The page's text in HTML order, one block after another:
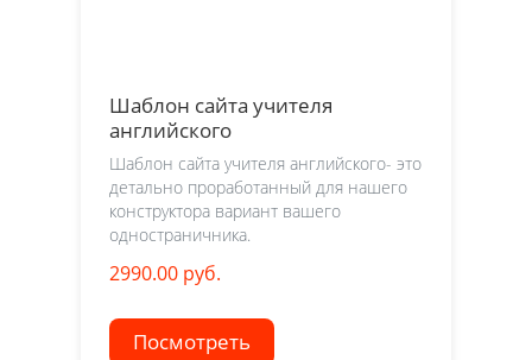
Шаблон сайта учителя
английского
Шаблон сайта учителя английского- это
детально проработанный для нашего
конструктора вариант вашего
одностраничника.
2990.00 руб.
Посмотреть